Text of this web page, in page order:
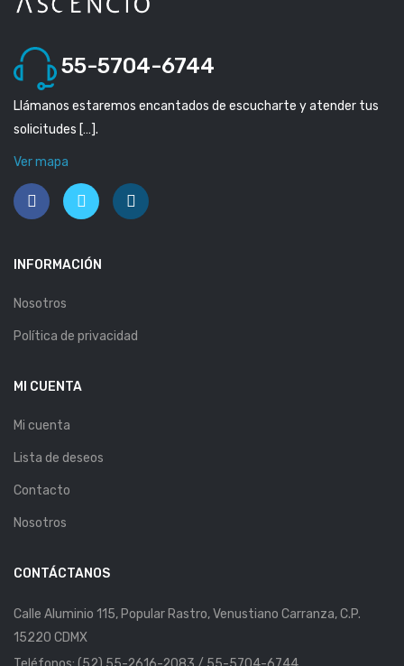
55-5704-6744
Llámanos estaremos encantados de escucharte y atender tus
solicitudes […].
Ver mapa
INFORMACIÓN
Nosotros
Política de privacidad
MI CUENTA
Mi cuenta
Lista de deseos
Contacto
Nosotros
CONTÁCTANOS
Calle Aluminio 115, Popular Rastro, Venustiano Carranza, C.P.
15220 CDMX